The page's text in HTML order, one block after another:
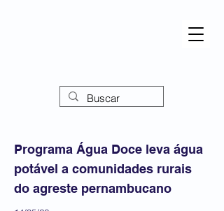
Programa Água Doce leva água
potável a comunidades rurais
do agreste pernambucano